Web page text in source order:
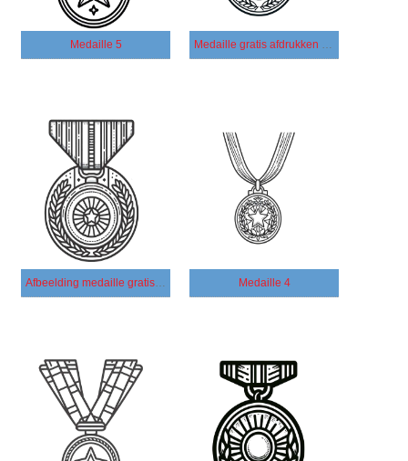
Medaille 5 Medaille gratis afdrukken voor kinderen
Afbeelding medaille gratis afdrukbaar Medaille 4